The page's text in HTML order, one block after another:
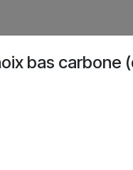
bas carbone